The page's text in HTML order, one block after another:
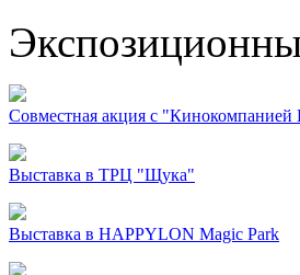
Совместная акция с "Кинокомпанией
Выставка в ТРЦ "Щука"
Выставка в HAPPYLON Magic Park